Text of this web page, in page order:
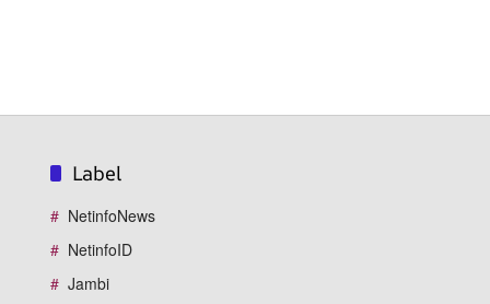
Label
NetinfoNews
NetinfoID
Jambi